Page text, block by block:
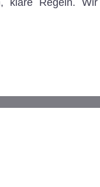
klare Regeln. Wir